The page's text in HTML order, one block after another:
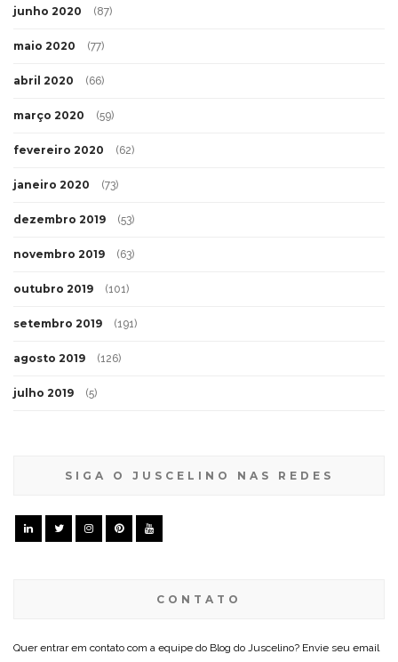
junho 2020 (87)
maio 2020 (77)
abril 2020 (66)
março 2020 (59)
fevereiro 2020 (62)
janeiro 2020 (73)
dezembro 2019 (53)
novembro 2019 (63)
outubro 2019 (101)
setembro 2019 (191)
agosto 2019 (126)
julho 2019 (5)
SIGA O JUSCELINO NAS REDES
CONTATO
Quer entrar em contato com a equipe do Blog do Juscelino? Envie seu email